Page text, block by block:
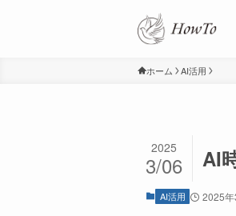
ホーム AI活用
AI
2025
3/06
AI活用 2025